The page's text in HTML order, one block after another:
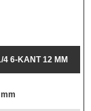
6-KANT 12 MM